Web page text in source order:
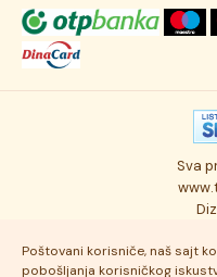
Poštovani korisniče, naš sajt
pobošljanja korisničkog
Najčešće
Sva